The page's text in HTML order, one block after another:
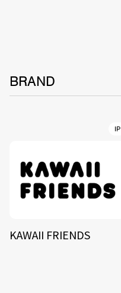
BRAND
IP
KAWAII FRIENDS